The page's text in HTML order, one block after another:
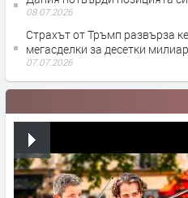
08.07.2026
Страхът от Тръмп развърза
мегасделки за десетки
07.07.2026